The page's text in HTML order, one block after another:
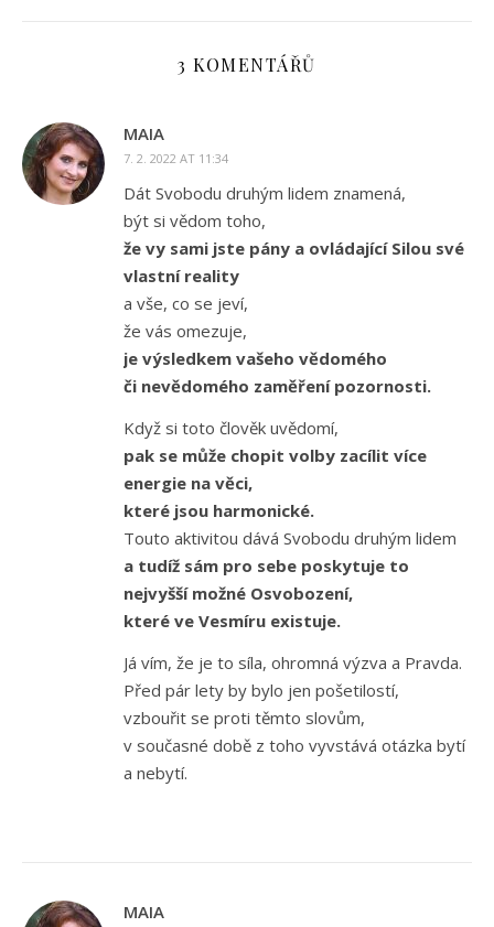
3 KOMENTÁŘŮ
MAIA
7. 2. 2022 AT 11:34
Dát Svobodu druhým lidem znamená,
být si vědom toho,
že vy sami jste pány a ovládající Silou své
vlastní reality
a vše, co se jeví,
že vás omezuje,
je výsledkem vašeho vědomého
či nevědomého zaměření pozornosti.
Když si toto člověk uvědomí,
pak se může chopit volby zacílit více
energie na věci,
které jsou harmonické.
Touto aktivitou dává Svobodu druhým lidem
a tudíž sám pro sebe poskytuje to
nejvyšší možné Osvobození,
které ve Vesmíru existuje.
Já vím, že je to síla, ohromná výzva a Pravda.
Před pár lety by bylo jen pošetilostí,
vzbouřit se proti těmto slovům,
v současné době z toho vyvstává otázka bytí
a nebytí.
MAIA